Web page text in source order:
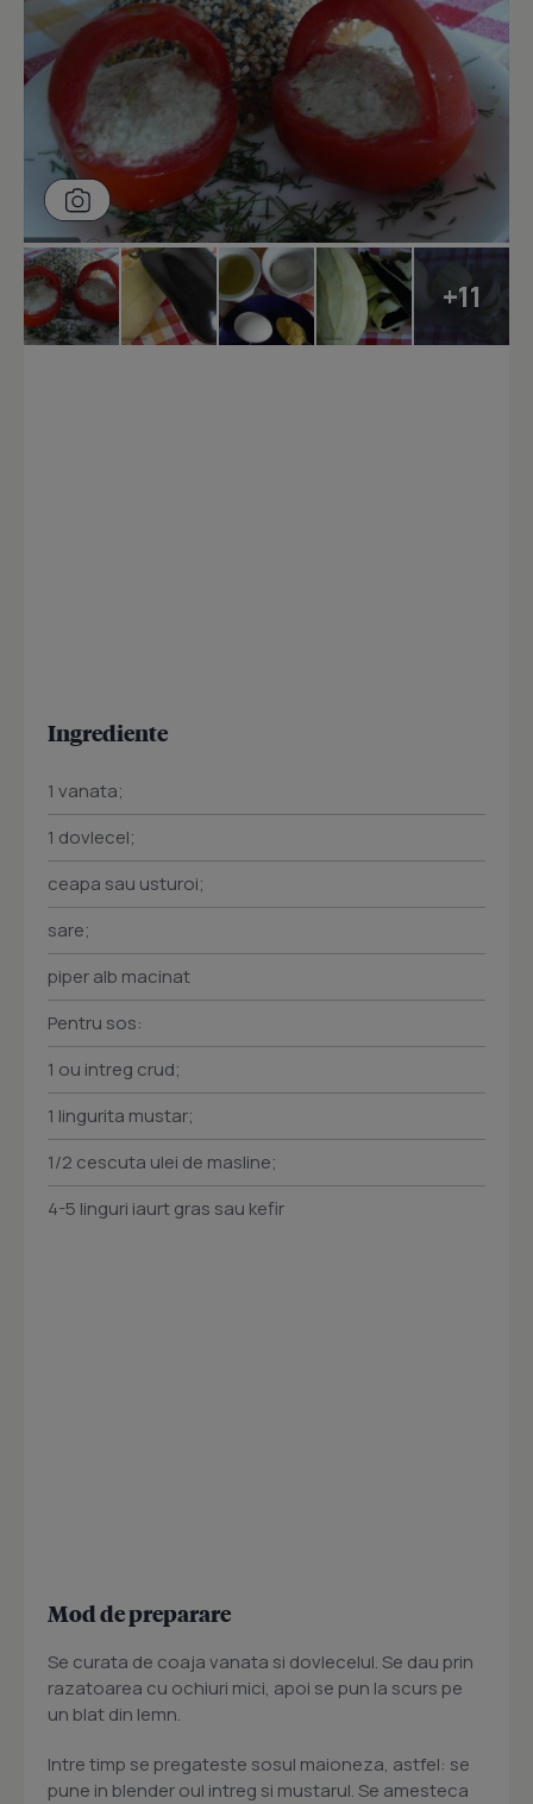
+11
Ingrediente
1 vanata;
1 dovlecel;
ceapa sau usturoi;
sare;
piper alb macinat
Pentru sos:
1 ou intreg crud;
1 lingurita mustar;
1/2 cescuta ulei de masline;
4-5 linguri iaurt gras sau kefir
Mod de preparare
Se curata de coaja vanata si dovlecelul. Se dau prin
razatoarea cu ochiuri mici, apoi se pun la scurs pe
un blat din lemn.
Intre timp se pregateste sosul maioneza, astfel: se
pune in blender oul intreg si mustarul. Se amesteca